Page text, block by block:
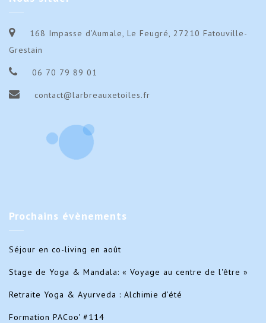
-
-
168 Impasse d’Aumale, Le Feugré, 27210 Fatouville-
Grestain
06 70 79 89 01
contact@larbreauxetoiles.fr
Prochains évènements
Séjour en co-living en août
Stage de Yoga & Mandala: « Voyage au centre de l'être »
Retraite Yoga & Ayurveda : Alchimie d’été
Formation PACoo' #114